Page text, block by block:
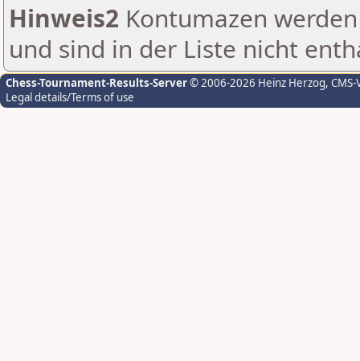
Hinweis2 Kontumazen
und sind in der Liste nicht
Chess-Tournament-Results-Server© 2006-2026 Heinz Herzog,
Legal details/Terms of use